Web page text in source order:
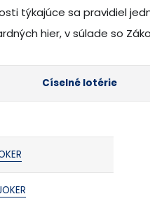
týkajúce sa pravidiel
hier, v súlade so
Císelné lotérie